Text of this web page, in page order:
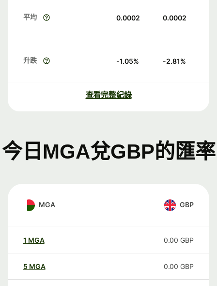
平均 0.0002 0.0002
升跌 -1.05% -2.81%
查看完整紀錄
今日MGA兌GBP的匯率
MGA GBP
1 MGA 0.00 GBP
5 MGA 0.00 GBP